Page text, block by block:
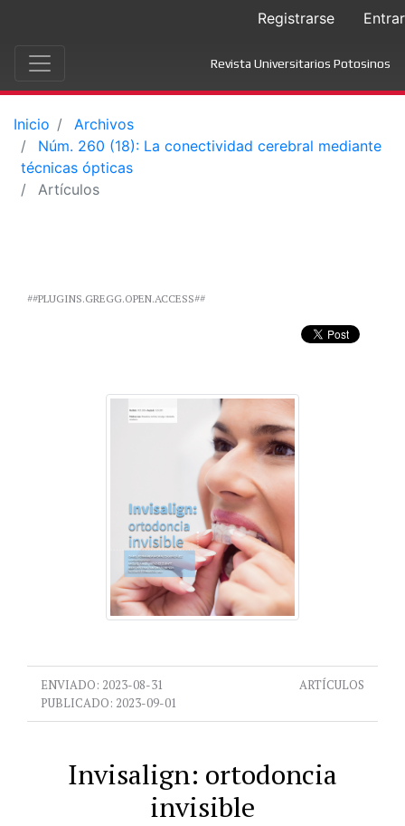
Registrarse Entrar
Revista Universitarios Potosinos
Inicio
Archivos
Núm. 260 (18): La conectividad cerebral mediante
técnicas ópticas
Artículos
##PLUGINS.GREGG.OPEN.ACCESS##
ENVIADO: 2023-08-31
ARTÍCULOS
PUBLICADO: 2023-09-01
Invisalign: ortodoncia
invisible